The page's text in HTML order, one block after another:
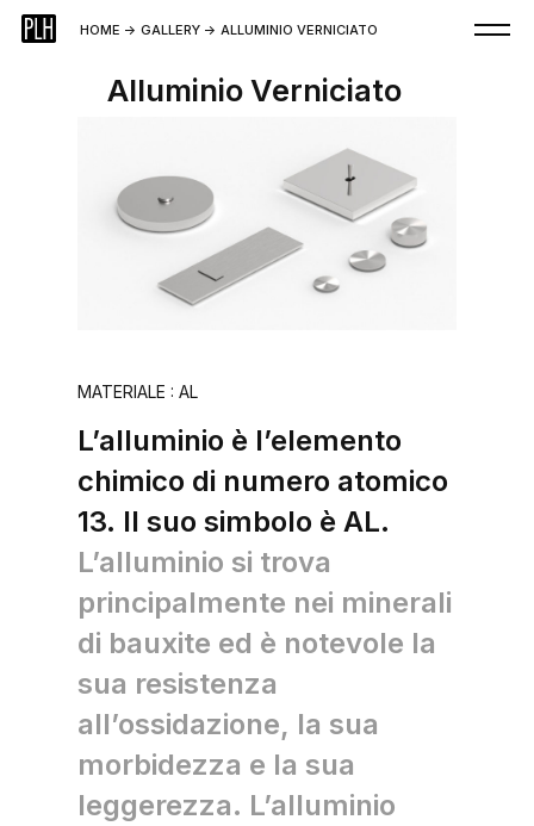
HOME -> GALLERY -> ALLUMINIO VERNICIATO
Alluminio Verniciato
MATERIALE : AL
L’alluminio è l’elemento
chimico di numero atomico
13. Il suo simbolo è AL.
L’alluminio si trova
principalmente nei minerali
di bauxite ed è notevole la
sua resistenza
all’ossidazione, la sua
morbidezza e la sua
leggerezza. L’alluminio